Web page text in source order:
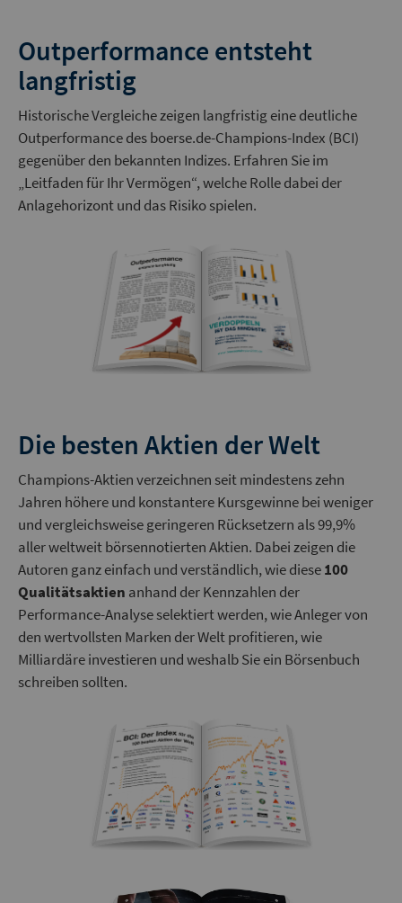
Outperformance entsteht
langfristig
Historische Vergleiche zeigen langfristig eine deutliche
Outperformance des boerse.de-Champions-Index (BCI)
gegenüber den bekannten Indizes. Erfahren Sie im
„Leitfaden für Ihr Vermögen“, welche Rolle dabei der
Anlagehorizont und das Risiko spielen.
Die besten Aktien der Welt
Champions-Aktien verzeichnen seit mindestens zehn
Jahren höhere und konstantere Kursgewinne bei weniger
und vergleichsweise geringeren Rücksetzern als 99,9%
aller weltweit börsennotierten Aktien. Dabei zeigen die
Autoren ganz einfach und verständlich, wie diese100
Qualitätsaktien anhand der Kennzahlen der
Performance-Analyse selektiert werden, wie Anleger von
den wertvollsten Marken der Welt profitieren, wie
Milliardäre investieren und weshalb Sie ein Börsenbuch
schreiben sollten.